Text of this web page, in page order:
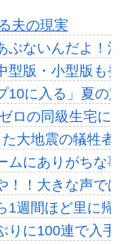
夫の現実
ぶないんだよ！油
型版・小型版も発
10に入る」夏の
ロの同級生宅に
大地震の犠牲者
にありがちな事
！！大きな声で
1週間ほど里に帰
りに100連で入手